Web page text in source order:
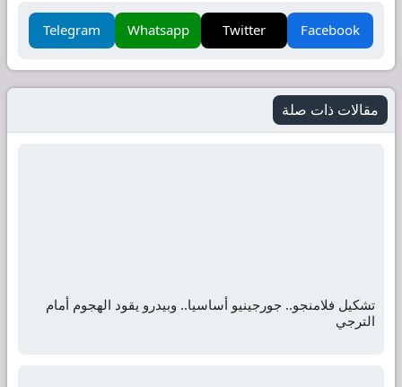
Facebook
Twitter
Whatsapp
Telegram
مقالات ذات صلة
تشكيل فلامنجو.. جورجينيو أساسيا.. وبيدرو يقود الهجوم أمام
الترجي